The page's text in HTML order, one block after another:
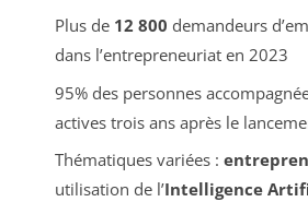
Plus de 12 800 demandeurs
dans l’entrepreneuriat en 2023
95% des personnes
actives trois ans après le
Thématiques variées :
utilisation de l’Intelligence